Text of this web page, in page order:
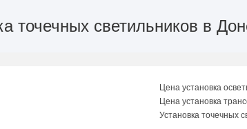
точечных светильников в
Цена установка
Цена установка
Установка точечных